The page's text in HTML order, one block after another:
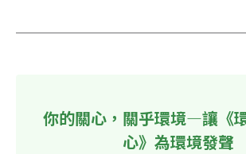
你的關心，關乎環境—讓《
心》為環境發聲